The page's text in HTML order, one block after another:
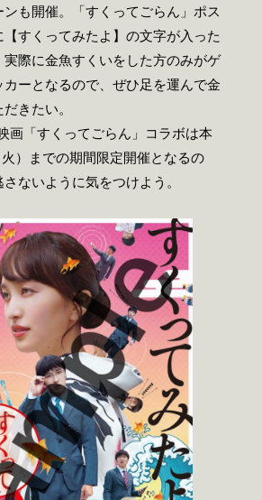
も開催。「すくってごらん」ポス
すくってみたよ】の文字が入った
際に金魚すくいをした方のみがゲ
ーとなるので、ぜひ足を運んで金
きたい。
画「すくってごらん」コラボは本
）までの期間限定開催となるの
ないように気をつけよう。